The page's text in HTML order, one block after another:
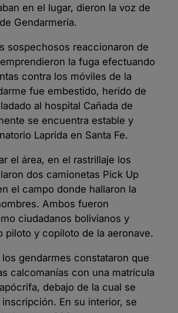
en el lugar, dieron la voz de
Gendarmería.
sospechosos reaccionaron de
la fuga efectuando
contra los móviles de la
fue embestido, herido de
al hospital Cañada de
se encuentra estable y
Laprida en Santa Fe.
el área, en el rastrillaje los
dos camionetas Pick Up
el campo donde hallaron la
Ambos fueron
ciudadanos bolivianos y
piloto y copiloto de la aeronave.
gendarmes constataron que
calcomanías con una matrícula
debajo de la cual se
En su interior, se